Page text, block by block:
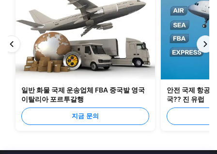
일반 화물 국제 운송업체 FBA 중국발 영국
이탈리아 포르투갈행
지금 문의
안전 국제 항공
국?? 진 유럽